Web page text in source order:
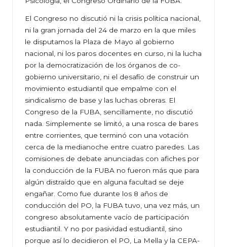
El Congreso no discutió ni la crisis política nacional,
ni la gran jornada del 24 de marzo en la que miles
le disputamos la Plaza de Mayo al gobierno
nacional, ni los paros docentes en curso, ni la lucha
por la democratización de los órganos de co-
gobierno universitario, ni el desafío de construir un
movimiento estudiantil que empalme con el
sindicalismo de base y las luchas obreras. El
Congreso de la FUBA, sencillamente, no discutió
nada. Simplemente se limitó, a una rosca de bares
entre corrientes, que terminó con una votación
cerca de la medianoche entre cuatro paredes. Las
comisiones de debate anunciadas con afiches por
la conducción de la FUBA no fueron más que para
algún distraído que en alguna facultad se deje
engañar. Como fue durante los 8 años de
conducción del PO, la FUBA tuvo, una vez más, un
congreso absolutamente vacío de participación
estudiantil. Y no por pasividad estudiantil, sino
porque así lo decidieron el PO, La Mella y la CEPA-